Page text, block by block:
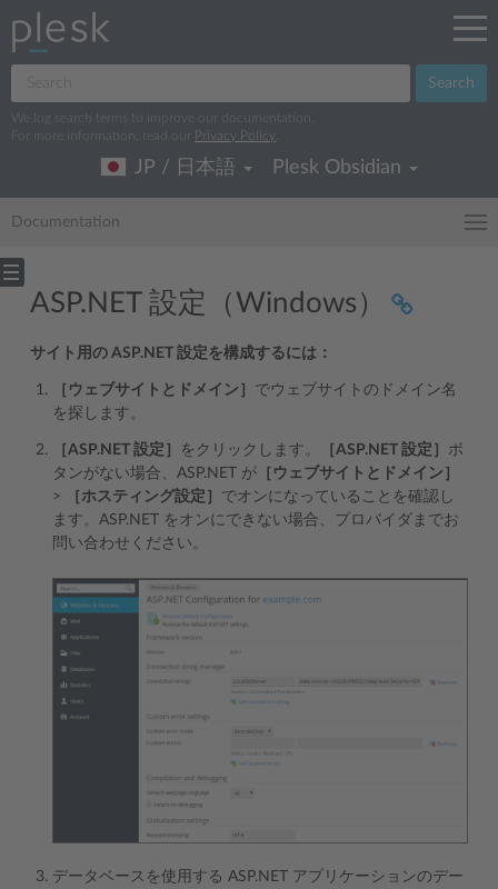
Search
We log search terms to improve our documentation.
For more information, read our
Privacy Policy
JP / 日本語 Plesk Obsidian
Documentation
ASP.NET 設定（Windows）
サイト用の ASP.NET 設定を構成するには：
［ウェブサイトとドメイン］ でウェブサイトのドメイン名
を探します。
［ASP.NET 設定］ をクリックします。 ［ASP.NET 設定］ ボ
タンがない場合、ASP.NET が ［ウェブサイトとドメイン］
>
［ホスティング設定］ でオンになっていることを確認し
ます。ASP.NET をオンにできない場合、プロバイダまでお
問い合わせください。
データベースを使用する ASP.NET アプリケーションのデー